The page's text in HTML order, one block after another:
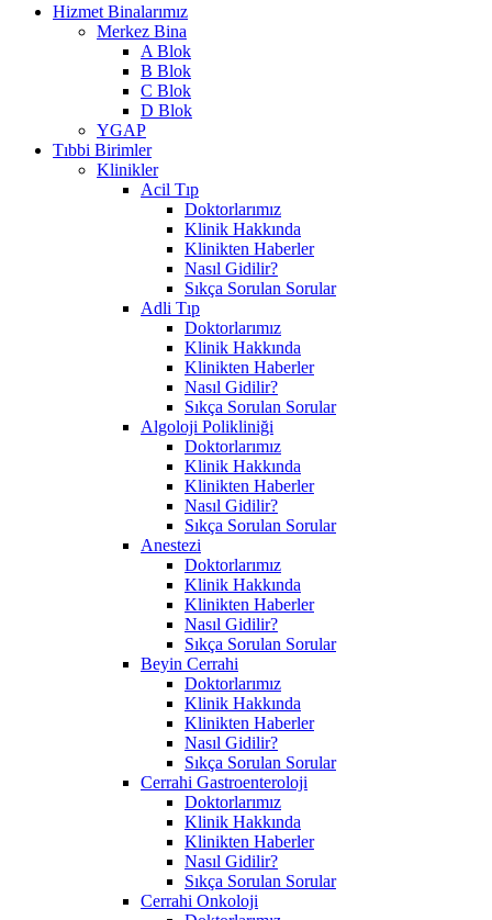
Hizmet Binalarımız
Merkez Bina
A Blok
B Blok
C Blok
D Blok
YGAP
Tıbbi Birimler
Klinikler
Acil Tıp
Doktorlarımız
Klinik Hakkında
Klinikten Haberler
Nasıl Gidilir?
Sıkça Sorulan Sorular
Adli Tıp
Doktorlarımız
Klinik Hakkında
Klinikten Haberler
Nasıl Gidilir?
Sıkça Sorulan Sorular
Algoloji Polikliniği
Doktorlarımız
Klinik Hakkında
Klinikten Haberler
Nasıl Gidilir?
Sıkça Sorulan Sorular
Anestezi
Doktorlarımız
Klinik Hakkında
Klinikten Haberler
Nasıl Gidilir?
Sıkça Sorulan Sorular
Beyin Cerrahi
Doktorlarımız
Klinik Hakkında
Klinikten Haberler
Nasıl Gidilir?
Sıkça Sorulan Sorular
Cerrahi Gastroenteroloji
Doktorlarımız
Klinik Hakkında
Klinikten Haberler
Nasıl Gidilir?
Sıkça Sorulan Sorular
Cerrahi Onkoloji